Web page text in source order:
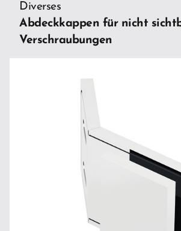
Diverses
Abdeckkappen für nicht
Verschraubungen